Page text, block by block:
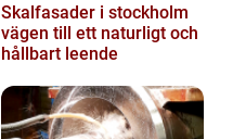
Skalfasader i stockholm
vägen till ett naturligt och
hållbart leende